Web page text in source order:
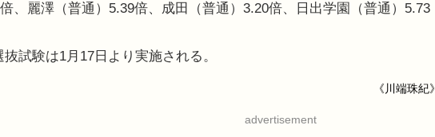
、麗澤（普通）5.39倍、成田（普通）3.20倍、日出学園（普通）5.73
試験は1月17日より実施される。
《川端珠紀》
advertisement